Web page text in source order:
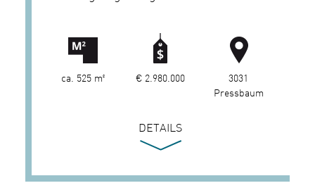
ca. 525 m² € 2.980.000
3031
Pressbaum
DETAILS